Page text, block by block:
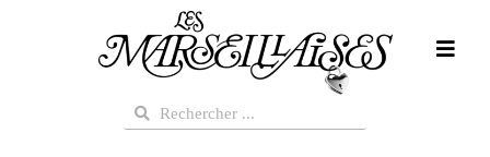
Rechercher
Rechercher